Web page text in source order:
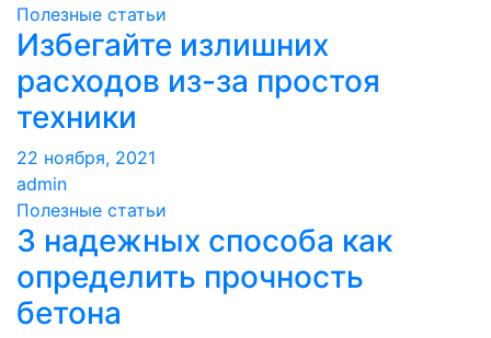
Полезные статьи
Избегайте излишних
расходов из-за простоя
техники
22 ноября, 2021
admin
Полезные статьи
3 надежных способа как
определить прочность
бетона